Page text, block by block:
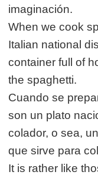
imaginación.
When we cook
Italian national
container full of
the spaghetti.
Cuando se
son un plato
colador, o sea,
que sirve para
It is rather like